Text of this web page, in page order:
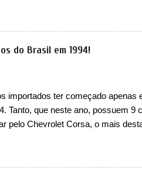
modelo 2023 e 2024. A marca
retornar a uma
O primeiro deles será uma
a verificação e, se necessário, a
a possibilidade de uma
de Controle da Bateria
a atualização do
do Brasil em 1994!
importados ter começado apenas
Tanto, que neste ano, possuem 9
pelo Chevrolet Corsa, o mais
que assustou a concorrência.
do Volkswagen Gol que depois